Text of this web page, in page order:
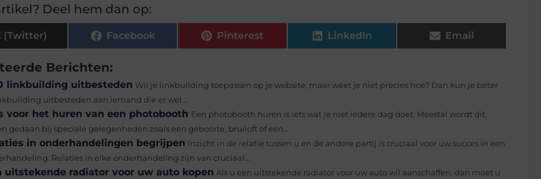
Deel hem dan op:
(Twitter) Facebook Pinterest LinkedIn Email
Berichten:
linkbuilding uitbesteden Wil je linkbuilding toepassen op je website, maar weet je niet precies hoe? Dan kun je beter
uitbesteden aan iemand die er wel...
voor het huren van een photobooth Een photobooth huren is iets wat je niet iedere dag doet. Meestal wordt dit
gedaan bij speciale gelegenheden zoals een geboorte, bruiloft of een...
in onderhandelingen begrijpen Inzicht in de relatie tussen u en de andere partij is cruciaal voor uw succes in een
Relaties in elke onderhandeling zijn van cruciaal...
uitstekende radiator voor uw auto kopen Als u een uitstekende radiator voor uw auto wil aanschaffen, dan moet u